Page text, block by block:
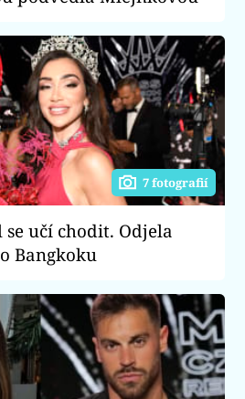
7 fotografií
učí chodit. Odjela
Bangkoku